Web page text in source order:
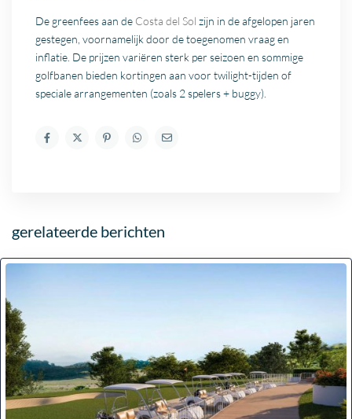
De greenfees aan de Costa del Sol zijn in de afgelopen jaren
gestegen, voornamelijk door de toegenomen vraag en
inflatie. De prijzen variëren sterk per seizoen en sommige
golfbanen bieden kortingen aan voor twilight-tijden of
speciale arrangementen (zoals 2 spelers + buggy).
gerelateerde berichten